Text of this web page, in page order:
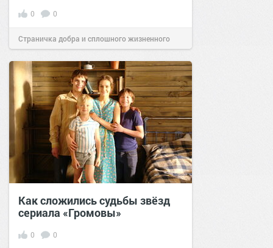
0 0
Страничка добра и сплошного жизненного
позитива!15:4731 мар 2023
Как сложились судьбы звёзд
сериала «Громовы»
0 0